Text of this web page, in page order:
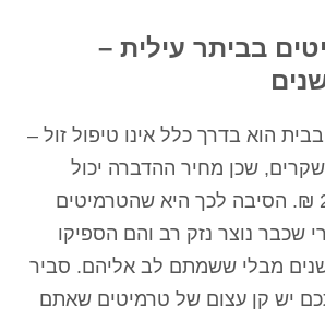
בביתר עילית –
הוא בדרך כלל אינו טיפול זול –
שכן מחיר ההדברה יכול
להגיע גם ל-2,500 ₪. הסיבה לכך היא שהטרמיטים
שכבר נוצר נזק רב והם הספיקו
מבלי ששמתם לב אליהם. סביר
יש קן עצום של טרמיטים שאתם